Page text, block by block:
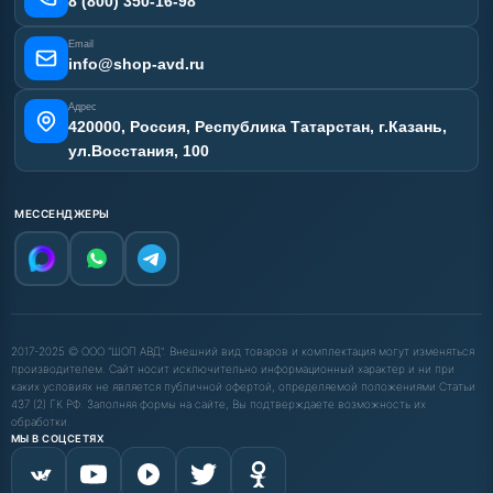
Email
info@shop-avd.ru
Адрес
420000, Россия, Республика Татарстан, г.Казань,
ул.Восстания, 100
МЕССЕНДЖЕРЫ
2017-2025 © ООО "ШОП АВД". Внешний вид товаров и комплектация могут изменяться
производителем. Сайт носит исключительно информационный характер и ни при
каких условиях не является публичной офертой, определяемой положениями Статьи
437 (2) ГК РФ. Заполняя формы на сайте, Вы подтверждаете возможность их
обработки.
МЫ В СОЦСЕТЯХ